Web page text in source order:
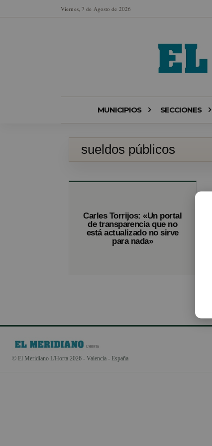
Viernes, 7 de Agosto de 2026
MUNICIPIOS SECCIONES
sueldos públicos
Carles Torrijos: «Un portal
de transparencia que no
está actualizado no sirve
para nada»
© El Meridiano L'Horta 2026 - Valencia - España